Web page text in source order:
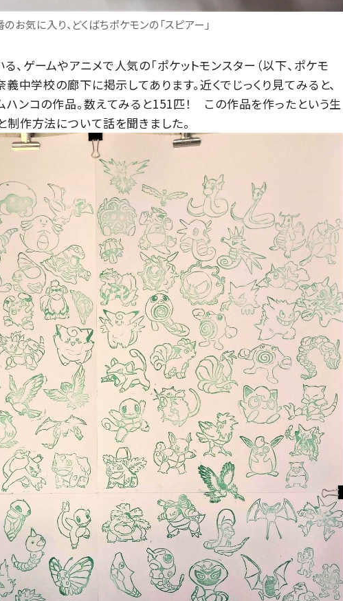
のお気に入り、どくばちポケモンの「スピアー」
ゲームやアニメで人気の「ポケットモンスター（以下、ポケモ
義中学校の廊下に掲示してあります。近くでじっくり見てみると、
ハンコの作品。数えてみると151匹！ この作品を作ったという生
制作方法について話を聞きました。